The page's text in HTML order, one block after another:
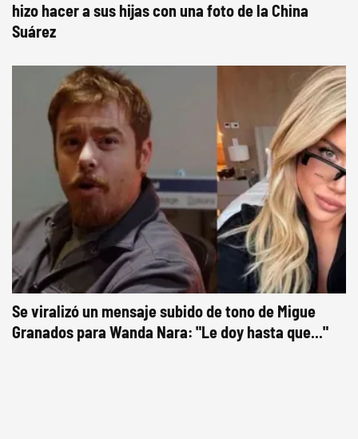
hizo hacer a sus hijas con una foto de la China
Suárez
Se viralizó un mensaje subido de tono de Migue
Granados para Wanda Nara: "Le doy hasta que..."